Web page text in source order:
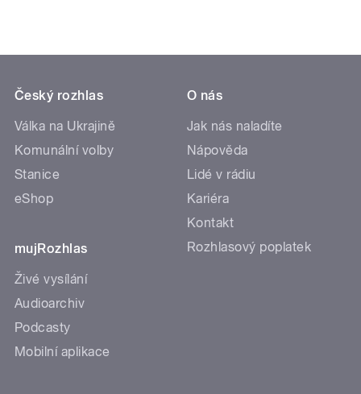
Český rozhlas
Válka na Ukrajině
Komunální volby
Stanice
eShop
mujRozhlas
Živé vysílání
Audioarchiv
Podcasty
Mobilní aplikace
O nás
Jak nás naladíte
Nápověda
Lidé v rádiu
Kariéra
Kontakt
Rozhlasový poplatek